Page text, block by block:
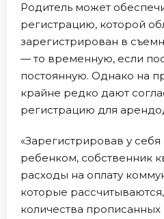
Родитель может
регистрацию, которой
зарегистрирован в
— то временную, если
постоянную. Однако на
крайне редко дают
регистрацию для
«Зарегистрировав у
ребенком, собственник
расходы на оплату
которые
количества